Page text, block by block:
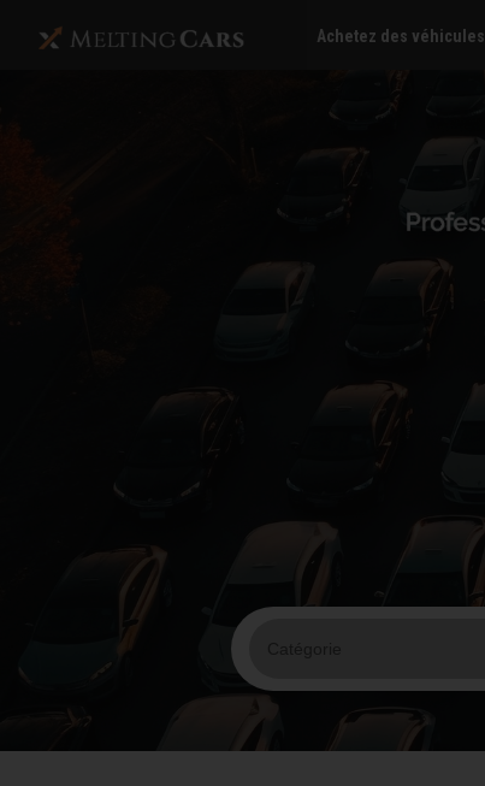
Achetez des véhicules